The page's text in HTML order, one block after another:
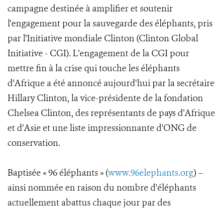
campagne destinée à amplifier et soutenir
l'engagement pour la sauvegarde des éléphants, pris
par l'Initiative mondiale Clinton (Clinton Global
Initiative - CGI). L'engagement de la CGI pour
mettre fin à la crise qui touche les éléphants
d'Afrique a été annoncé aujourd'hui par la secrétaire
Hillary Clinton, la vice-présidente de la fondation
Chelsea Clinton, des représentants de pays d'Afrique
et d'Asie et une liste impressionnante d'ONG de
conservation.
Baptisée « 96 éléphants » (www.96elephants.org) –
ainsi nommée en raison du nombre d'éléphants
actuellement abattus chaque jour par des